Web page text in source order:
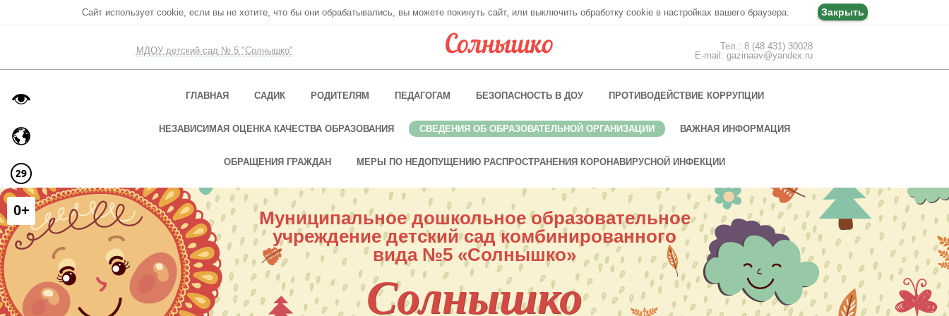
Сайт использует cookie, если вы не хотите, что бы они обрабатывались, вы можете покинуть сайт, или выключить обработку cookie в настройках вашего браузера. Закрыть
МДОУ детский сад № 5 "Солнышко"
Тел.: 8 (48 431) 30028
E-mail: gazinaav@yandex.ru
ГЛАВНАЯ САДИК РОДИТЕЛЯМ ПЕДАГОГАМ БЕЗОПАСНОСТЬ В ДОУ ПРОТИВОДЕЙСТВИЕ КОРРУПЦИИ
НЕЗАВИСИМАЯ ОЦЕНКА КАЧЕСТВА ОБРАЗОВАНИЯ СВЕДЕНИЯ ОБ ОБРАЗОВАТЕЛЬНОЙ ОРГАНИЗАЦИИ ВАЖНАЯ ИНФОРМАЦИЯ
ОБРАЩЕНИЯ ГРАЖДАН МЕРЫ ПО НЕДОПУЩЕНИЮ РАСПРОСТРАНЕНИЯ КОРОНАВИРУСНОЙ ИНФЕКЦИИ
Муниципальное дошкольное образовательное
учреждение детский сад комбинированного
вида №5 «Солнышко»
Солнышко
0+